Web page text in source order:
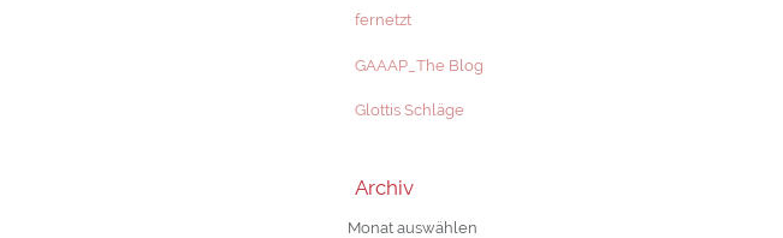
fernetzt
GAAAP_The Blog
Glottis Schläge
Archiv
Archiv